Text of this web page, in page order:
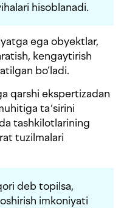
hisoblanadi.
ega obyektlar,
kengaytirish
bo‘ladi.
qarshi ekspertizadan
taʼsirini
tashkilotlarining
tuzilmalari
deb topilsa,
imkoniyati